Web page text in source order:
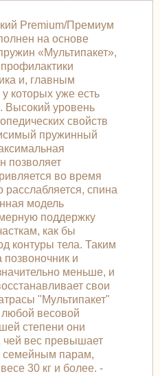
Premium/Премиум
на основе
«Мультипакет»,
и, главным
которых уже есть
Высокий уровень
свойств
пружинный
позволяет
во время
спина
модель
поддержку
как бы
контуры тела. Таким
позвоночник и
меньше, и
свои
"Мультипакет"
весовой
степени они
вес превышает
семейным парам,
30 кг и более. -